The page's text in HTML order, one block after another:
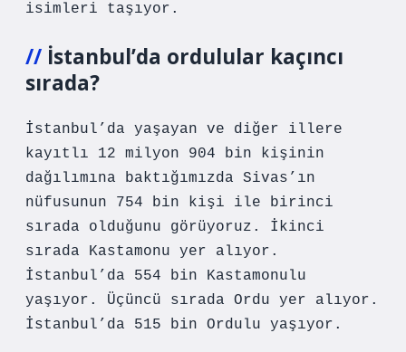
isimleri taşıyor.
İstanbul’da ordulular kaçıncı
sırada?
İstanbul’da yaşayan ve diğer illere
kayıtlı 12 milyon 904 bin kişinin
dağılımına baktığımızda Sivas’ın
nüfusunun 754 bin kişi ile birinci
sırada olduğunu görüyoruz. İkinci
sırada Kastamonu yer alıyor.
İstanbul’da 554 bin Kastamonulu
yaşıyor. Üçüncü sırada Ordu yer alıyor.
İstanbul’da 515 bin Ordulu yaşıyor.